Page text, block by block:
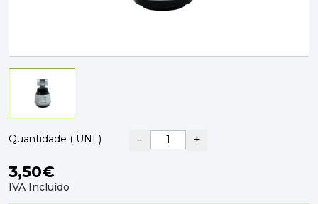
DYRUP
SKIL
Quantidade ( UNI ) - +
3,50€
IVA Incluído